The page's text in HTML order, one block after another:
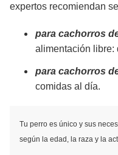
expertos recomiendan
para cachorros
alimentación libre:
para cachorros
comidas al día.
Tu perro es único y sus
según la edad, la raza y la